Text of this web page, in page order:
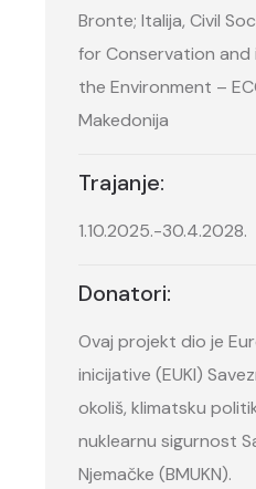
Bronte; Italija, Civil
for Conservation
the Environment –
Makedonija
Trajanje:
1.10.2025.-30.4.2028.
Donatori:
Ovaj projekt dio je
inicijative (EUKI)
okoliš, klimatsku
nuklearnu sigurnost
Njemačke (BMUKN).